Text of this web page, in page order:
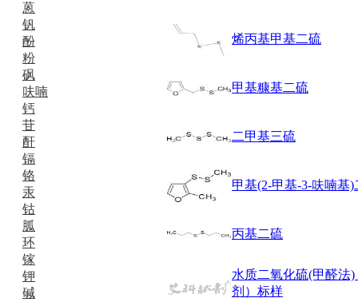
蒽
钒
酚
粉
砜
呋喃
钙
苷
酐
镉
铬
汞
钴
胍
环
镓
钾
碱
烯丙基甲基二硫
甲基糠基二硫
二甲基三硫
甲基(2-甲基-3-呋喃基)
丙基二硫
水质二氧化硫(甲醛法)
剂）标样